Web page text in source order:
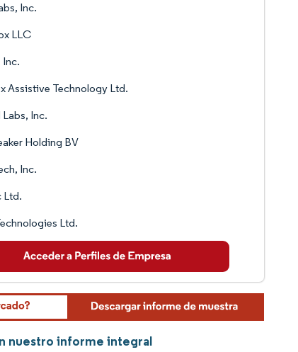
Inc.
LLC
Inc.
Assistive Technology Ltd.
Inc.
Holding BV
Inc.
Ltd.
Ltd.
nuestro informe integral